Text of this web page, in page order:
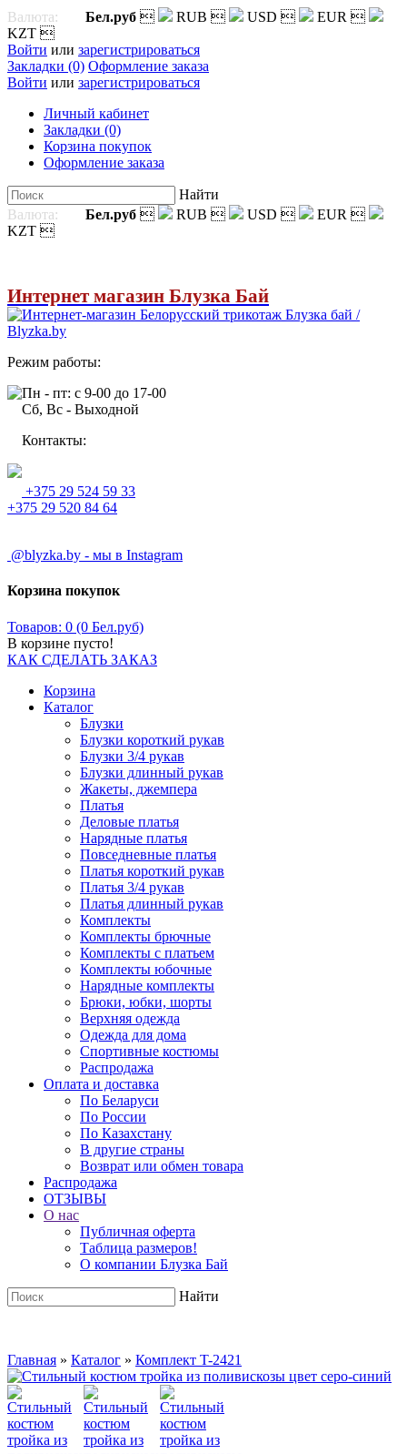
Валюта: Бел.руб  RUB  USD  EUR 
KZT 
Войти или зарегистрироваться
Закладки (0) Оформление заказа
Войти или зарегистрироваться
Личный кабинет
Закладки (0)
Корзина покупок
Оформление заказа
Найти
Валюта:
Бел.руб  RUB  USD  EUR 
KZT 
Интернет магазин Блузка Бай
Режим работы:
Пн - пт: с 9-00 до 17-00
Сб, Вс - Выходной
Контакты:
+375 29 524 59 33
+375 29 520 84 64
@blyzka.by - мы в Instagram
Корзина покупок
Товаров: 0 (0 Бел.руб)
В корзине пусто!
КАК СДЕЛАТЬ ЗАКАЗ
Корзина
Каталог
Блузки
Блузки короткий рукав
Блузки 3/4 рукав
Блузки длинный рукав
Жакеты, джемпера
Платья
Деловые платья
Нарядные платья
Повседневные платья
Платья короткий рукав
Платья 3/4 рукав
Платья длинный рукав
Комплекты
Комплекты брючные
Комплекты с платьем
Комплекты юбочные
Нарядные комплекты
Брюки, юбки, шорты
Верхняя одежда
Одежда для дома
Спортивные костюмы
Распродажа
Оплата и доставка
По Беларуси
По России
По Казахстану
В другие страны
Возврат или обмен товара
Распродажа
ОТЗЫВЫ
О нас
Публичная оферта
Таблица размеров!
О компании Блузка Бай
Найти
Главная » Каталог » Комплект T-2421